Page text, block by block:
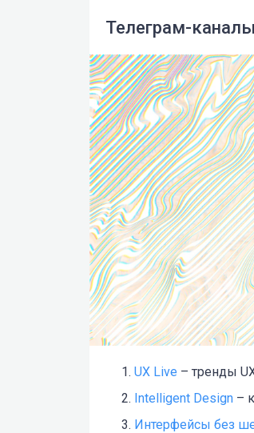
Телеграм-каналы
UX Live – тренды
Intelligent Design –
Интерфейсы без